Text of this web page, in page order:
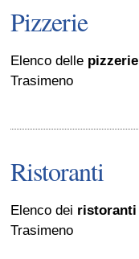
Pizzerie
Elenco delle pizzerie
Trasimeno
Ristoranti
Elenco dei ristoranti
Trasimeno